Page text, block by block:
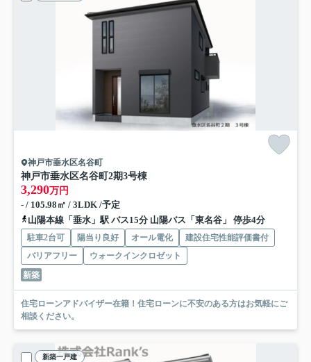
神戸市垂水区名谷町
神戸市垂水区名谷町 2期3号棟
3,290万円
- / 105.98㎡ / 3LDK /予定
山陽本線「垂水」駅 バス15分 山陽バス「東名谷」 停歩4分
駐車2台可 陽当り良好 オール電化
建設住宅性能評価書付
バリアフリー
ウォークインクロゼット
新築
住宅ローンアドバイザー在籍！住宅ローンに不安のある方はお気軽にご
相談ください。
新築一戸建